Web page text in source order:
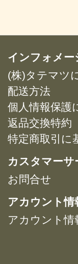
インフォメー
(株)タテマツ
配送方法
個人情報保護
返品交換特約
特定商取引に
カスタマーサ
お問合せ
アカウント情
アカウント情